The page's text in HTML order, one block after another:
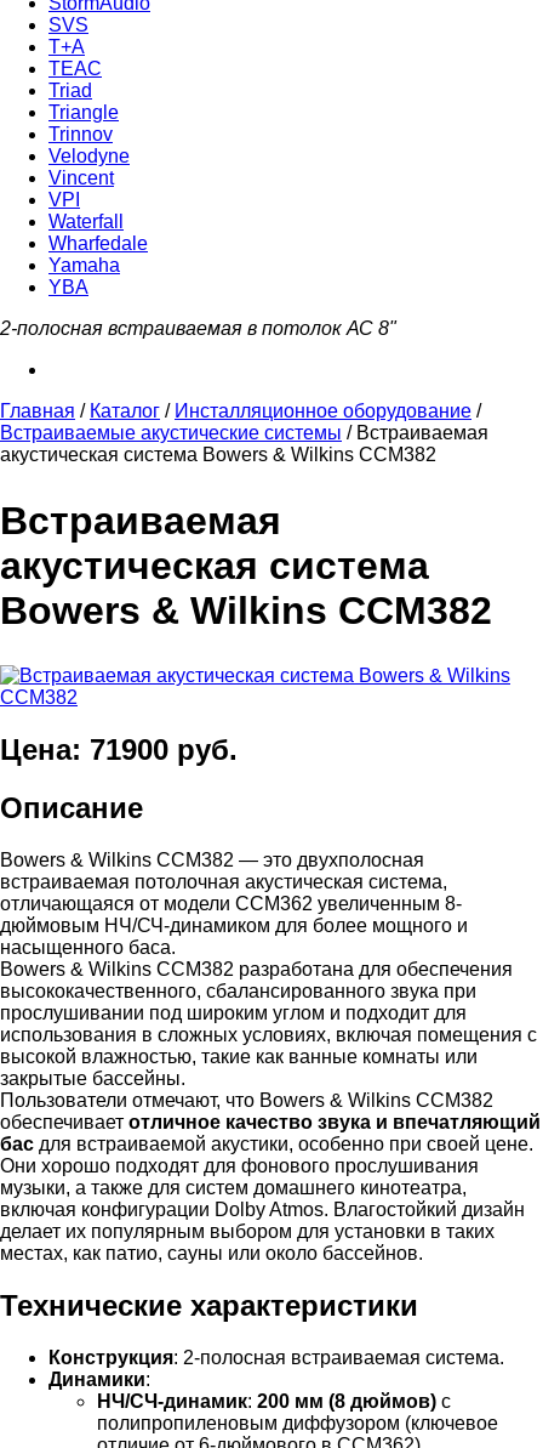
SVS
T+A
TEAC
Triad
Triangle
Trinnov
Velodyne
Vincent
VPI
Waterfall
Wharfedale
Yamaha
YBA
2-полосная встраиваемая в потолок АС 8"
Главная / Каталог / Инсталляционное оборудование /
Встраиваемые акустические системы / Встраиваемая
акустическая система Bowers & Wilkins CCM382
Встраиваемая
акустическая система
Bowers & Wilkins CCM382
Цена: 71900 руб.
Описание
Bowers & Wilkins CCM382 — это двухполосная
встраиваемая потолочная акустическая система,
отличающаяся от модели CCM362 увеличенным 8-
дюймовым НЧ/СЧ-динамиком для более мощного и
насыщенного баса.
Bowers & Wilkins CCM382 разработана для обеспечения
высококачественного, сбалансированного звука при
прослушивании под широким углом и подходит для
использования в сложных условиях, включая помещения с
высокой влажностью, такие как ванные комнаты или
закрытые бассейны.
Пользователи отмечают, что Bowers & Wilkins CCM382
обеспечивает отличное качество звука и впечатляющий
бас для встраиваемой акустики, особенно при своей цене.
Они хорошо подходят для фонового прослушивания
музыки, а также для систем домашнего кинотеатра,
включая конфигурации Dolby Atmos. Влагостойкий дизайн
делает их популярным выбором для установки в таких
местах, как патио, сауны или около бассейнов.
Технические характеристики
Конструкция: 2-полосная встраиваемая система.
Динамики:
НЧ/СЧ-динамик: 200 мм (8 дюймов) с
полипропиленовым диффузором (ключевое